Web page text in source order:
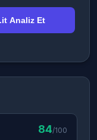
Analiz Et
84/100